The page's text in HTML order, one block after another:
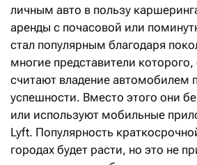
личным авто в пользу
аренды с почасовой или
стал популярным благодаря
многие представители
считают владение автомобилем
успешности. Вместо этого они
или используют мобильные
Lyft. Популярность
городах будет расти, но это не